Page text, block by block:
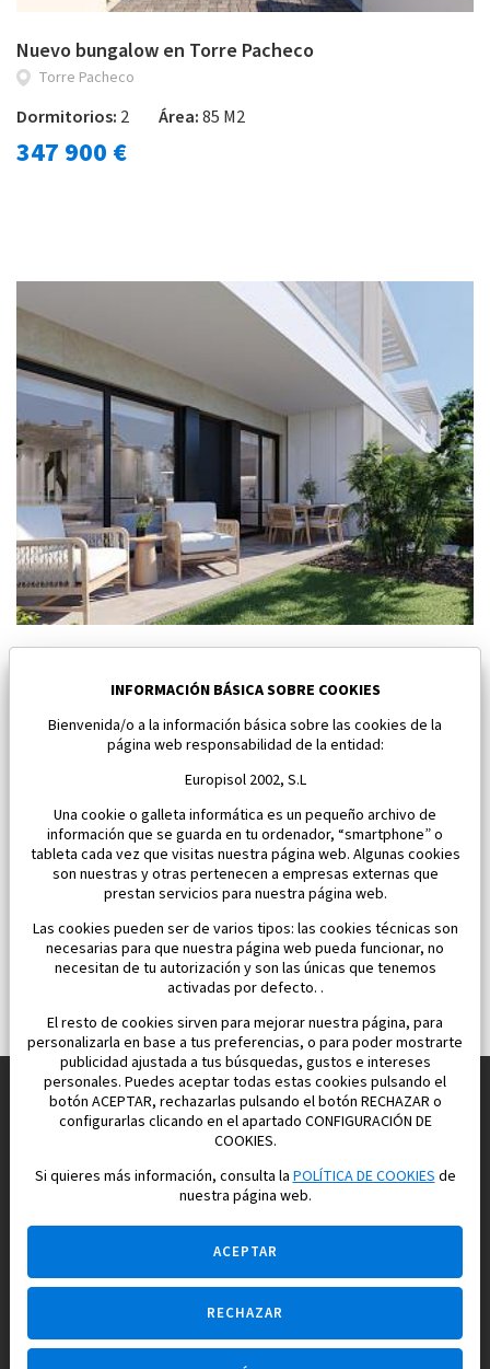
Nuevo bungalow en Torre Pacheco
Torre Pacheco
Dormitorios: 2 Área:85 M2
347 900 €
Torre Pacheco
Dormitorios:2 Área:96 M2
334 900 €
Construimos y vendemos propiedades
para su vida feliz en España
INFORMACIÓN BÁSICA SOBRE COOKIES
Bienvenida/o a la información básica sobre las cookies de la
página web responsabilidad de la entidad:
Europisol 2002, S.L
Una cookie o galleta informática es un pequeño archivo de
información que se guarda en tu ordenador, “smartphone” o
tableta cada vez que visitas nuestra página web. Algunas cookies
son nuestras y otras pertenecen a empresas externas que
prestan servicios para nuestra página web.
Las cookies pueden ser de varios tipos: las cookies técnicas son
necesarias para que nuestra página web pueda funcionar, no
necesitan de tu autorización y son las únicas que tenemos
activadas por defecto. .
El resto de cookies sirven para mejorar nuestra página, para
personalizarla en base a tus preferencias, o para poder mostrarte
publicidad ajustada a tus búsquedas, gustos e intereses
personales. Puedes aceptar todas estas cookies pulsando el
botón ACEPTAR, rechazarlas pulsando el botón RECHAZAR o
configurarlas clicando en el apartado CONFIGURACIÓN DE
COOKIES.
Si quieres más información, consulta laPOLÍTICA DE COOKIESde
nuestra página web.
ACEPTAR
RECHAZAR